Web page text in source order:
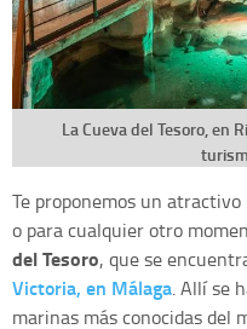
La Cueva del Tesoro, en
Te proponemos un
o para cualquier otro
del Tesoro, que se
Victoria, en Málaga. Allí se
marinas más conocidas del